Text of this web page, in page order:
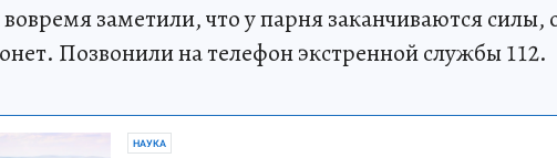
заметили, что у парня заканчиваются силы,
Позвонили на телефон экстренной службы 112.
НАУКА